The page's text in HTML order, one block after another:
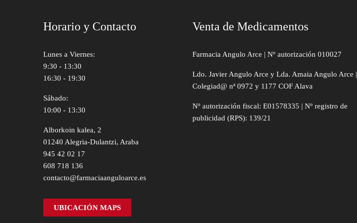
Horario y Contacto
Lunes a Viernes:
9:30 - 13:30
16:30 - 19:30
Sábado:
10:00 - 13:30
Alborkoin kalea, 2
01240 Alegria-Dulantzi, Araba
945 42 02 17
608 718 136
contacto@farmaciaanguloarce.es
UBICACIÓN MAPS
Venta de Medicamentos
Farmacia Angulo Arce | Nº autorización 010027
Ldo. Javier Angulo Arce y Lda. Amaia Angulo Arce |
Colegiad@ nª 0972 y 1177 COF Alava
Nº autorización fiscal: E01578335 | Nº registro de
publicidad (RPS): 139/21